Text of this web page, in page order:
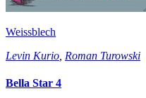
Weissblech
Levin Kurio Roman Turowski
Bella Star 4